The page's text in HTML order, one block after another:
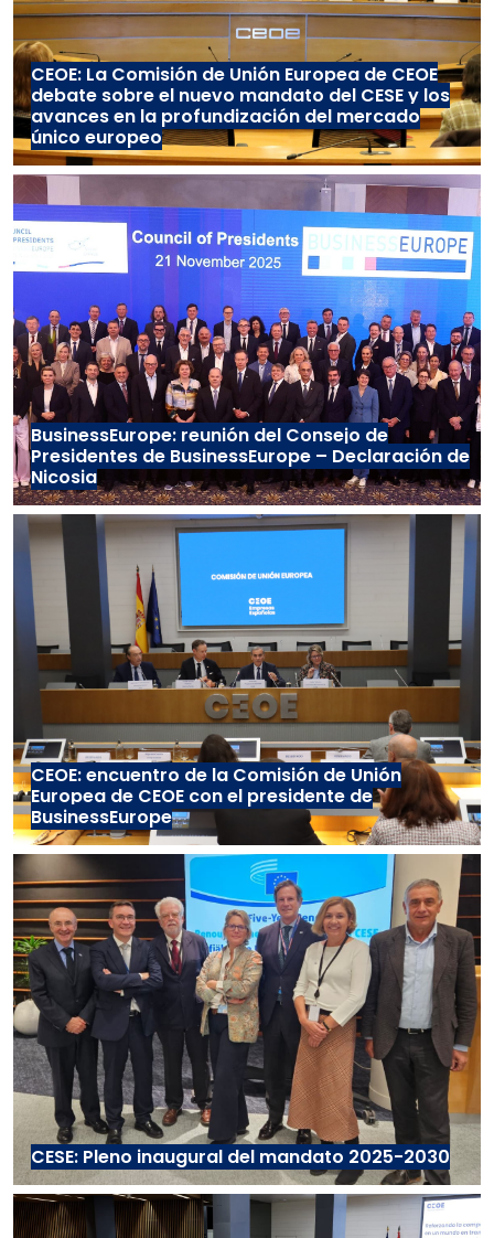
CEOE: La Comisión de Unión Europea de CEOE
debate sobre el nuevo mandato del CESE y los
avances en la profundización del mercado
único europeo
BusinessEurope: reunión del Consejo de
Presidentes de BusinessEurope – Declaración de
Nicosia
CEOE: encuentro de la Comisión de Unión
Europea de CEOE con el presidente de
BusinessEurope
CESE: Pleno inaugural del mandato 2025-2030